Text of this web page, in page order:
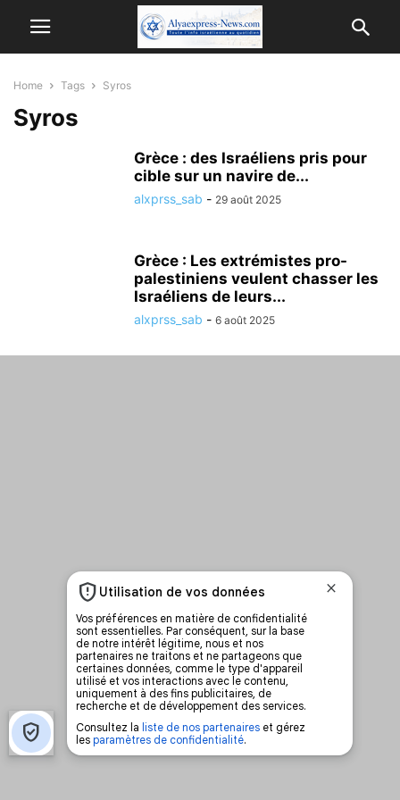
Home Tags Syros
Syros
Grèce : des Israéliens pris pour
cible sur un navire de...
alxprss_sab - 29 août 2025
Grèce : Les extrémistes pro-
palestiniens veulent chasser les
Israéliens de leurs...
alxprss_sab - 6 août 2025